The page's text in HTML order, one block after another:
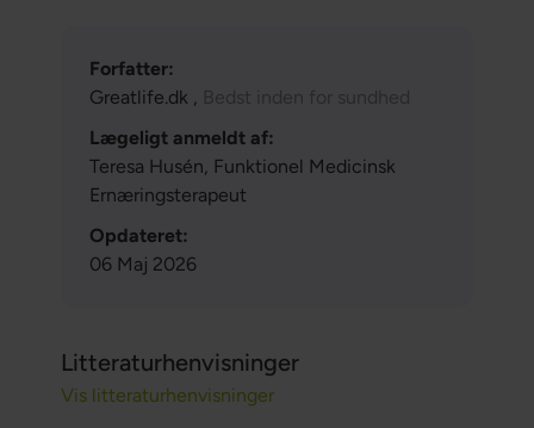
Forfatter:
Greatlife.dk , Bedst inden for sundhed
Lægeligt anmeldt af:
Teresa Husén, Funktionel Medicinsk
Ernæringsterapeut
Opdateret:
06 Maj 2026
Litteraturhenvisninger
Vis litteraturhenvisninger